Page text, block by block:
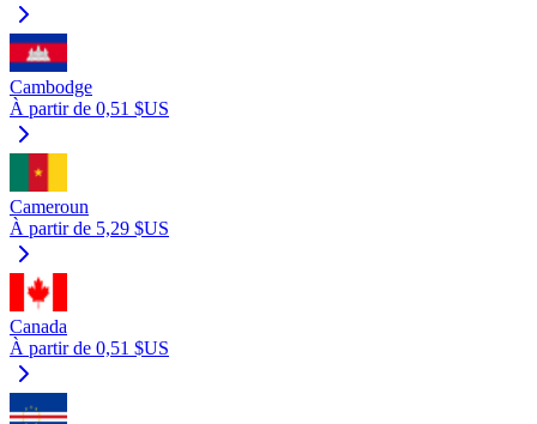
Cambodge
À partir de 0,51 $US
Cameroun
À partir de 5,29 $US
Canada
À partir de 0,51 $US